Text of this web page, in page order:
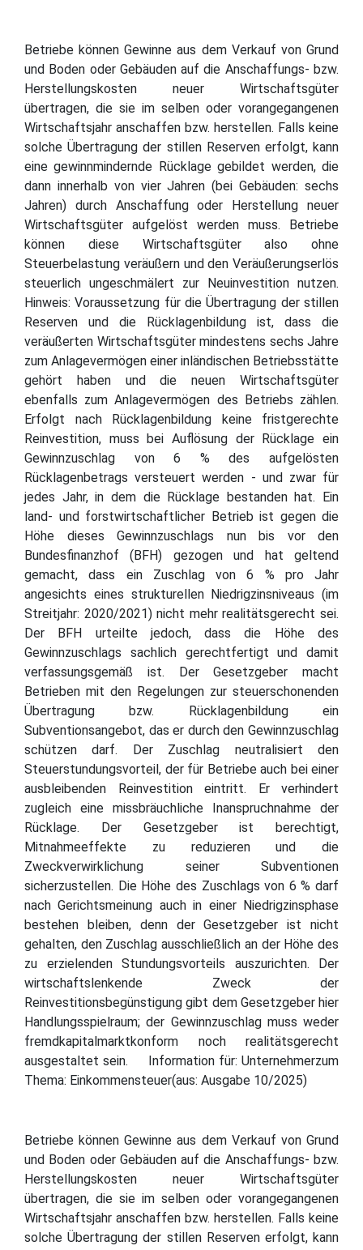
Betriebe können Gewinne aus dem Verkauf von Grund
und Boden oder Gebäuden auf die Anschaffungs- bzw.
Herstellungskosten neuer Wirtschaftsgüter
übertragen, die sie im selben oder vorangegangenen
Wirtschaftsjahr anschaffen bzw. herstellen. Falls keine
solche Übertragung der stillen Reserven erfolgt, kann
eine gewinnmindernde Rücklage gebildet werden, die
dann innerhalb von vier Jahren (bei Gebäuden: sechs
Jahren) durch Anschaffung oder Herstellung neuer
Wirtschaftsgüter aufgelöst werden muss. Betriebe
können diese Wirtschaftsgüter also ohne
Steuerbelastung veräußern und den Veräußerungserlös
steuerlich ungeschmälert zur Neuinvestition nutzen.
Hinweis: Voraussetzung für die Übertragung der stillen
Reserven und die Rücklagenbildung ist, dass die
veräußerten Wirtschaftsgüter mindestens sechs Jahre
zum Anlagevermögen einer inländischen Betriebsstätte
gehört haben und die neuen Wirtschaftsgüter
ebenfalls zum Anlagevermögen des Betriebs zählen.
Erfolgt nach Rücklagenbildung keine fristgerechte
Reinvestition, muss bei Auflösung der Rücklage ein
Gewinnzuschlag von 6 % des aufgelösten
Rücklagenbetrags versteuert werden - und zwar für
jedes Jahr, in dem die Rücklage bestanden hat. Ein
land- und forstwirtschaftlicher Betrieb ist gegen die
Höhe dieses Gewinnzuschlags nun bis vor den
Bundesfinanzhof (BFH) gezogen und hat geltend
gemacht, dass ein Zuschlag von 6 % pro Jahr
angesichts eines strukturellen Niedrigzinsniveaus (im
Streitjahr: 2020/2021) nicht mehr realitätsgerecht sei.
Der BFH urteilte jedoch, dass die Höhe des
Gewinnzuschlags sachlich gerechtfertigt und damit
verfassungsgemäß ist. Der Gesetzgeber macht
Betrieben mit den Regelungen zur steuerschonenden
Übertragung bzw. Rücklagenbildung ein
Subventionsangebot, das er durch den Gewinnzuschlag
schützen darf. Der Zuschlag neutralisiert den
Steuerstundungsvorteil, der für Betriebe auch bei einer
ausbleibenden Reinvestition eintritt. Er verhindert
zugleich eine missbräuchliche Inanspruchnahme der
Rücklage. Der Gesetzgeber ist berechtigt,
Mitnahmeeffekte zu reduzieren und die
Zweckverwirklichung seiner Subventionen
sicherzustellen. Die Höhe des Zuschlags von 6 % darf
nach Gerichtsmeinung auch in einer Niedrigzinsphase
bestehen bleiben, denn der Gesetzgeber ist nicht
gehalten, den Zuschlag ausschließlich an der Höhe des
zu erzielenden Stundungsvorteils auszurichten. Der
wirtschaftslenkende Zweck der
Reinvestitionsbegünstigung gibt dem Gesetzgeber hier
Handlungsspielraum; der Gewinnzuschlag muss weder
fremdkapitalmarktkonform noch realitätsgerecht
ausgestaltet sein. Information für: Unternehmerzum
Thema: Einkommensteuer(aus: Ausgabe 10/2025)
Betriebe können Gewinne aus dem Verkauf von Grund
und Boden oder Gebäuden auf die Anschaffungs- bzw.
Herstellungskosten neuer Wirtschaftsgüter
übertragen, die sie im selben oder vorangegangenen
Wirtschaftsjahr anschaffen bzw. herstellen. Falls keine
solche Übertragung der stillen Reserven erfolgt, kann